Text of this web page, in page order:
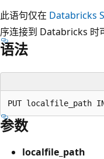
此语句仅在 Databricks
序连接到 Databricks 时
语法
参数
localfile_path